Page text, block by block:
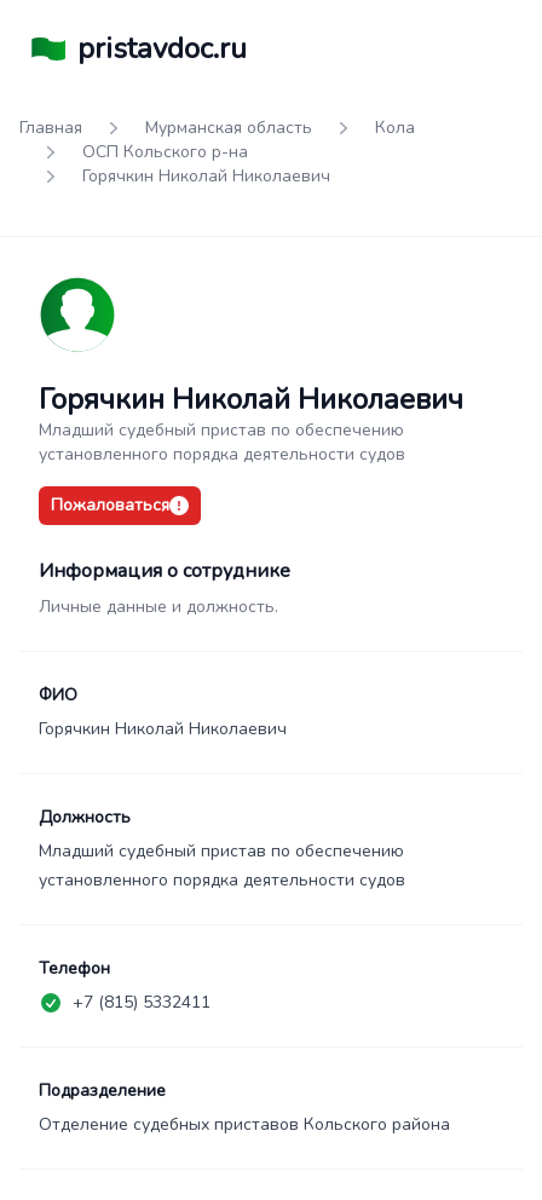
pristavdoc.ru
Главная Мурманская область
Кола
ОСП Кольского р-на
Горячкин Николай Николаевич
Горячкин Николай Николаевич
Младший судебный пристав по обеспечению
установленного порядка деятельности судов
Пожаловаться
Информация о сотруднике
Личные данные и должность.
ФИО
Горячкин Николай Николаевич
Должность
Младший судебный пристав по обеспечению
установленного порядка деятельности судов
Телефон
+7 (815) 5332411
Подразделение
Отделение судебных приставов Кольского района